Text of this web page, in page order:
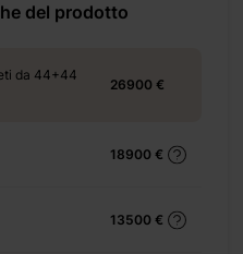
del prodotto
da 44+44
26900 €
18900 €
13500 €